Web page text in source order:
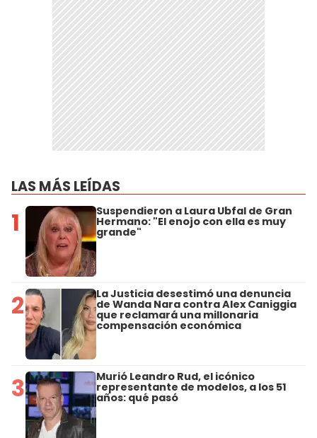
LAS MÁS LEÍDAS
1 Suspendieron a Laura Ubfal de Gran
Hermano: "El enojo con ella es muy
grande"
2 La Justicia desestimó una denuncia
de Wanda Nara contra Alex Caniggia
que reclamará una millonaria
compensación económica
3 Murió Leandro Rud, el icónico
representante de modelos, a los 51
años: qué pasó